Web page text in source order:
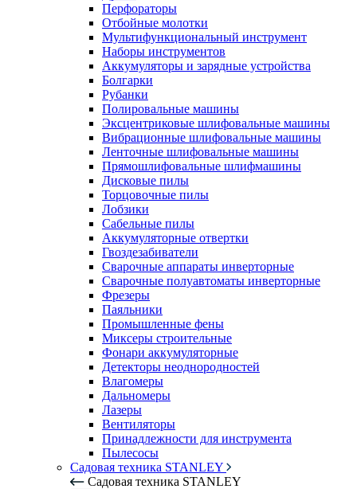
Перфораторы
Отбойные молотки
Мультифункциональный инструмент
Наборы инструментов
Аккумуляторы и зарядные устройства
Болгарки
Рубанки
Полировальные машины
Эксцентриковые шлифовальные машины
Вибрационные шлифовальные машины
Ленточные шлифовальные машины
Прямошлифовальные шлифмашины
Дисковые пилы
Торцовочные пилы
Лобзики
Сабельные пилы
Аккумуляторные отвертки
Гвоздезабиватели
Сварочные аппараты инверторные
Сварочные полуавтоматы инверторные
Фрезеры
Паяльники
Промышленные фены
Миксеры строительные
Фонари аккумуляторные
Детекторы неоднородностей
Влагомеры
Дальномеры
Лазеры
Вентиляторы
Принадлежности для инструмента
Пылесосы
Садовая техника STANLEY
Садовая техника STANLEY